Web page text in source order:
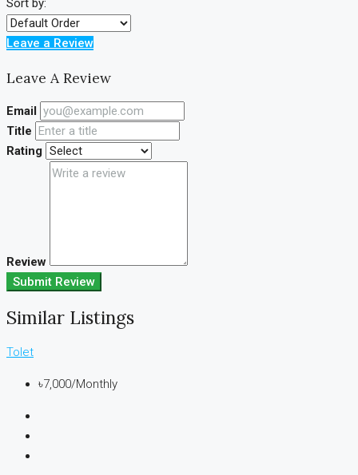
Sort by:
Leave a Review
Leave A Review
Email
Title
Rating
Review
Submit Review
Similar Listings
Tolet
৳7,000/Monthly